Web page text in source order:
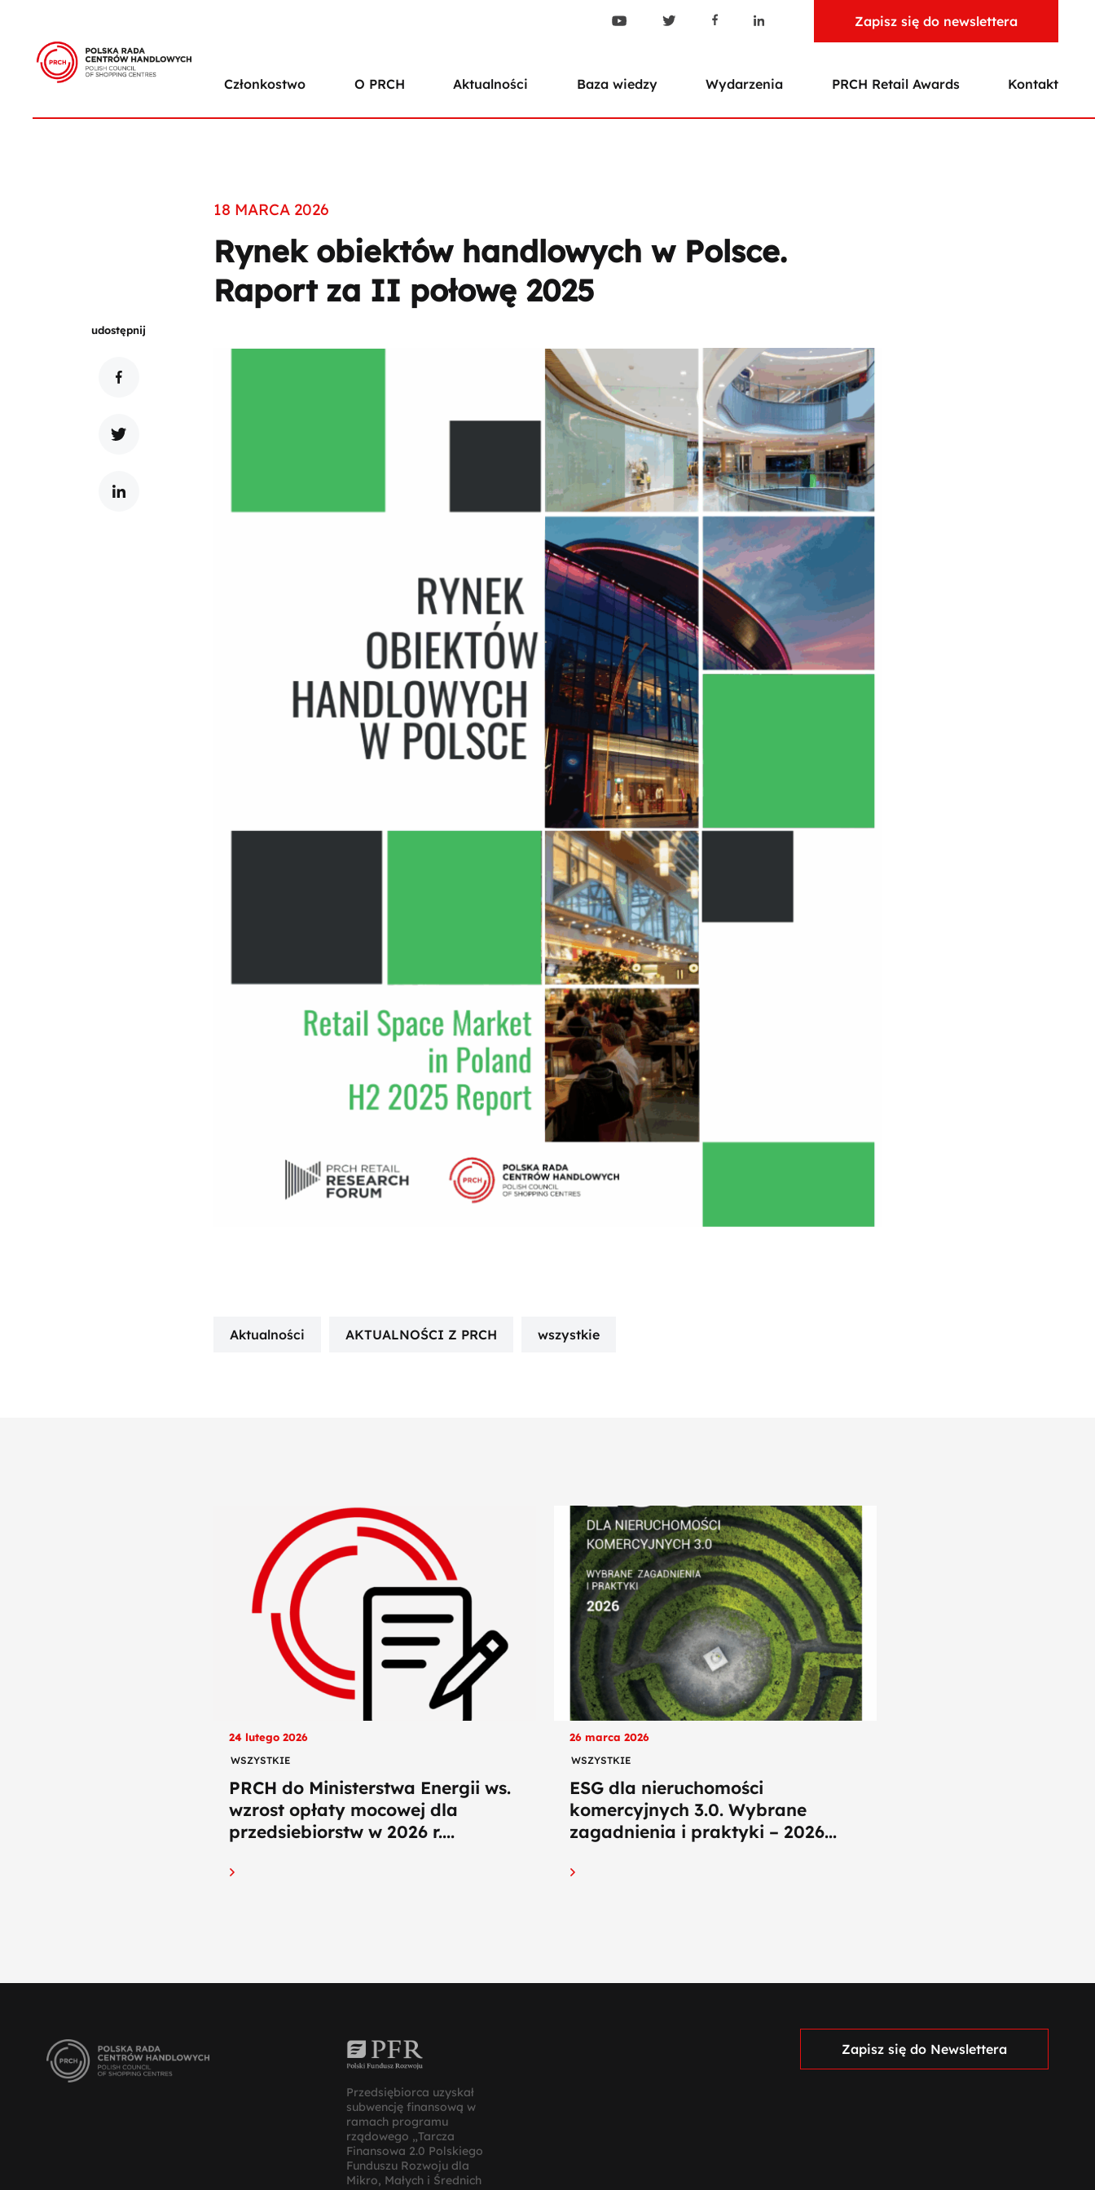
Zapisz się do newslettera
Członkostwo O PRCH Aktualności Baza wiedzy Wydarzenia PRCH Retail Awards Kontakt
18 MARCA 2026
Rynek obiektów handlowych w Polsce.
Raport za II połowę 2025
udostępnij
Aktualności AKTUALNOŚCI Z PRCH wszystkie
24 lutego 2026
WSZYSTKIE
PRCH do Ministerstwa Energii ws.
wzrost opłaty mocowej dla
przedsiebiorstw w 2026 r....
26 marca 2026
WSZYSTKIE
ESG dla nieruchomości
komercyjnych 3.0. Wybrane
zagadnienia i praktyki – 2026...
Przedsiębiorca uzyskał
subwencję finansową w
ramach programu
rządowego „Tarcza
Finansowa 2.0 Polskiego
Funduszu Rozwoju dla
Mikro, Małych i Średnich
Zapisz się do Newslettera